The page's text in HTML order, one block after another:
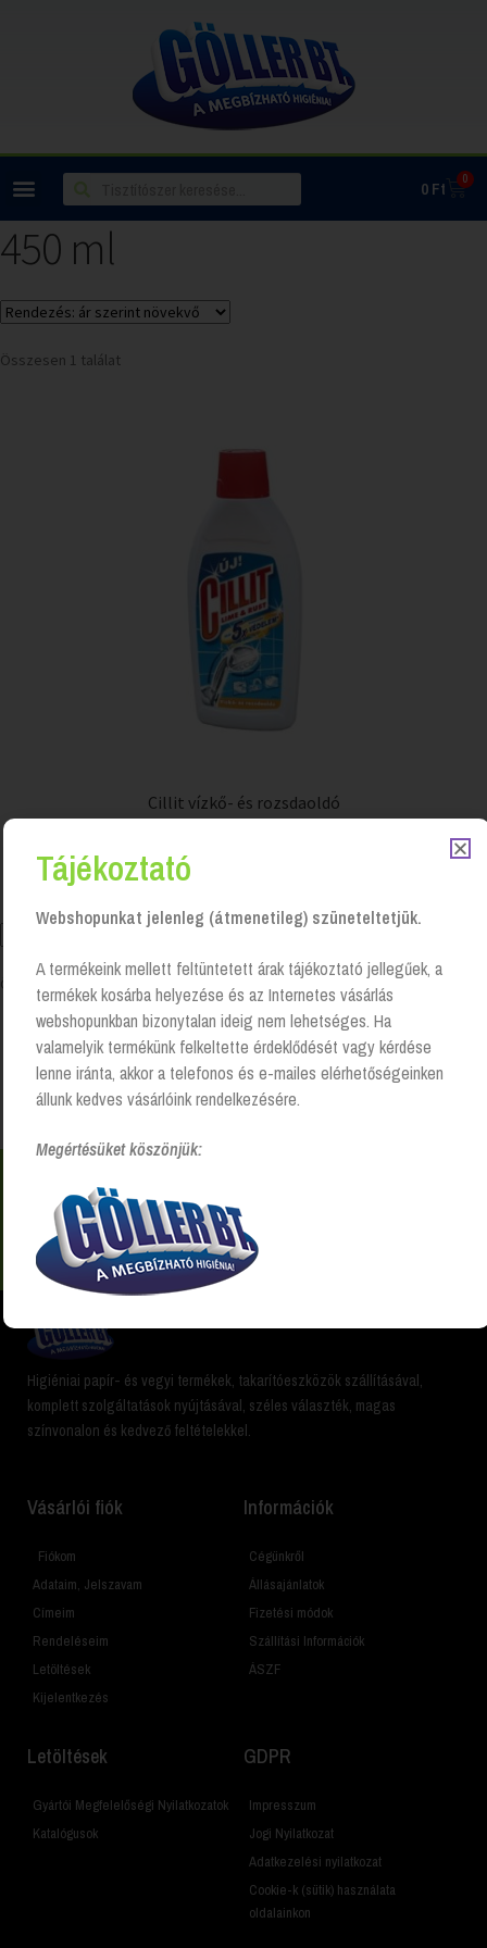
0Ft 0
450 ml
Összesen 1 találat
Cillit vízkő- és rozsdaoldó
Összesen 1 találat
Kezdőlap Űrtartalom termék 450 ml
Nem találsz valamit? Hívj és segítünk Hétfőtől -
péntekig 8:00 -17:00 +36 20 223 8470
Higiéniai papír- és vegyi termékek, takarítóeszközök szállításával,
komplett szolgáltatások nyújtásával, széles választék, magas
színvonalon és kedvező feltételekkel.
Vásárlói fiók
Fiókom
Adataim, Jelszavam
Címeim
Rendeléseim
Letöltések
Kijelentkezés
Információk
Cégünkről
Állásajánlatok
Fizetési módok
Szállítási Információk
ÁSZF
Letöltések
Gyártói Megfelelőségi Nyilatkozatok
Katalógusok
GDPR
Impresszum
Jogi Nyilatkozat
Adatkezelési nyilatkozat
Cookie-k (sütik) használata
oldalainkon
Tájékoztató
Webshopunkat jelenleg (átmenetileg) szüneteltetjük.
A termékeink mellett feltüntetett árak tájékoztató jellegűek, a
termékek kosárba helyezése és az Internetes vásárlás
webshopunkban bizonytalan ideig nem lehetséges. Ha
valamelyik termékünk felkeltette érdeklődését vagy kérdése
lenne iránta, akkor a telefonos és e-mailes elérhetőségeinken
állunk kedves vásárlóink rendelkezésére.
Megértésüket köszönjük: